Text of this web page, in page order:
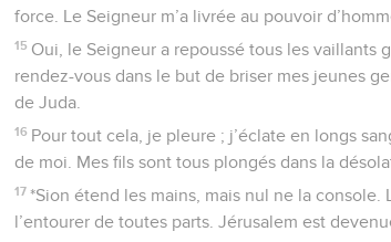
force. Le Seigneur m’a livrée au pouvoir
15 Oui, le Seigneur a repoussé tous les vaillants
rendez-vous dans le but de briser mes jeunes
de Juda.
16 Pour tout cela, je pleure ; j’éclate en longs
de moi. Mes fils sont tous plongés dans la
17 *Sion étend les mains, mais nul ne la console.
l’entourer de toutes parts. Jérusalem est